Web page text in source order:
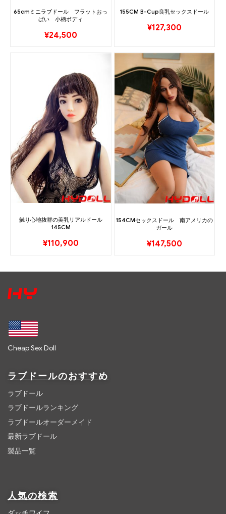
65cmミニラブドール フラットおっ
ぱい 小柄ボディ
¥24,500
155CM B-Cup良乳セックスドール
¥127,300
触り心地抜群の美乳リアルドール
145CM
¥110,900
154CMセックスドール 南アメリカの
ガール
¥147,500
Cheap Sex Doll
ラブドールのおすすめ
ラブドール
ラブドールランキング
ラブドールオーダーメイド
最新ラブドール
製品一覧
人気の検索